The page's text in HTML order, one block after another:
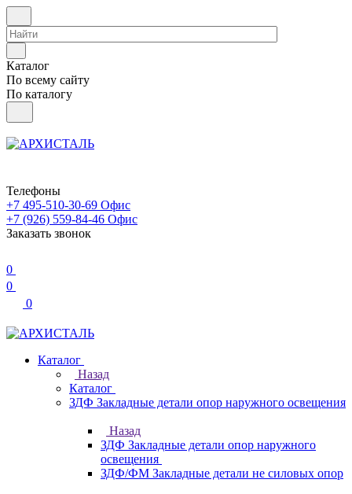
Каталог
По всему сайту
По каталогу
Телефоны
+7 495-510-30-69 Офис
+7 (926) 559-84-46 Офис
Заказать звонок
0
0
0
Каталог
Назад
Каталог
ЗДФ Закладные детали опор наружного освещения
Назад
ЗДФ Закладные детали опор наружного
освещения
ЗДФ/ФМ Закладные детали не силовых опор